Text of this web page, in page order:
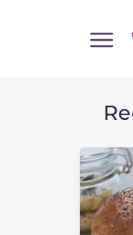
Toutes les recettes
Plats principaux
Boissons et